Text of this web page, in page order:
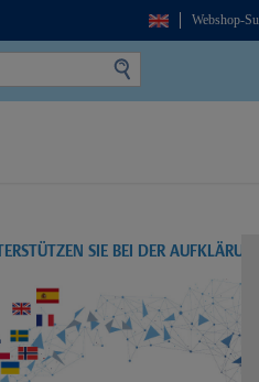
Webshop-
SIE BEI DER AUFKLÄRUNG